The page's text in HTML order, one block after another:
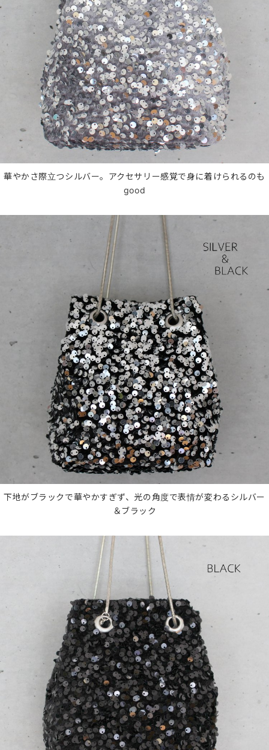
華やかさ際立つシルバー。アクセサリー感覚で身に着けられるのも
good
下地がブラックで華やかすぎず、光の角度で表情が変わるシルバー
＆ブラック